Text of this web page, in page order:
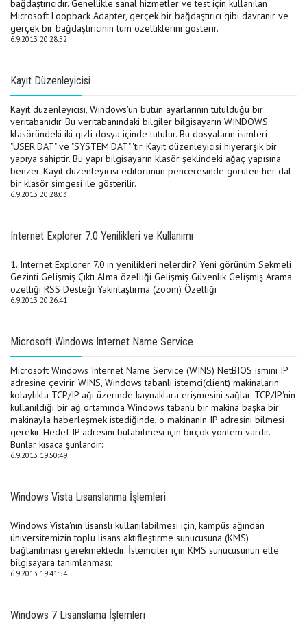
bağdaştırıcıdır. Genellikle sanal hizmetler ve test için kullanılan
Microsoft Loopback Adapter, gerçek bir bağdaştırıcı gibi davranır ve
gerçek bir bağdaştırıcının tüm özelliklerini gösterir.
6.9.2013 20:28:52
Kayıt Düzenleyicisi
Kayıt düzenleyicisi, Windows'un bütün ayarlarının tutulduğu bir
veritabanıdır. Bu veritabanındaki bilgiler bilgisayarın WINDOWS
klasöründeki iki gizli dosya içinde tutulur. Bu dosyaların isimleri
"USER.DAT" ve "SYSTEM.DAT" 'tır. Kayıt düzenleyicisi hiyerarşik bir
yapıya sahiptir. Bu yapı bilgisayarın klasör şeklindeki ağaç yapısına
benzer. Kayıt düzenleyicisi editörünün penceresinde görülen her dal
bir klasör simgesi ile gösterilir.
6.9.2013 20:28:03
Internet Explorer 7.0 Yenilikleri ve Kullanımı
1. Internet Explorer 7.0'ın yenilikleri nelerdir? Yeni görünüm Sekmeli
Gezinti Gelişmiş Çıktı Alma özelliği Gelişmiş Güvenlik Gelişmiş Arama
özelliği RSS Desteği Yakınlaştırma (zoom) Özelliği
6.9.2013 20:26:41
Microsoft Windows Internet Name Service
Microsoft Windows Internet Name Service (WINS) NetBIOS ismini IP
adresine çevirir. WINS, Windows tabanlı istemci(client) makinaların
kolaylıkla TCP/IP ağı üzerinde kaynaklara erişmesini sağlar. TCP/IP'nin
kullanıldığı bir ağ ortamında Windows tabanlı bir makina başka bir
makinayla haberleşmek istediğinde, o makinanın IP adresini bilmesi
gerekir. Hedef IP adresini bulabilmesi için birçok yöntem vardir.
Bunlar kısaca şunlardır:
6.9.2013 19:50:49
Windows Vista Lisanslanma İşlemleri
Windows Vista'nın lisanslı kullanılabilmesi için, kampüs ağından
üniversitemizin toplu lisans aktifleştirme sunucusuna (KMS)
bağlanılması gerekmektedir. İstemciler için KMS sunucusunun elle
bilgisayara tanımlanması:
6.9.2013 19:41:54
Windows 7 Lisanslama İşlemleri